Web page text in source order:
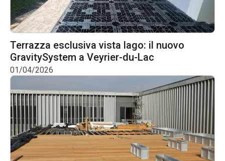
Terrazza esclusiva vista lago: il nuovo
GravitySystem a Veyrier-du-Lac
01/04/2026